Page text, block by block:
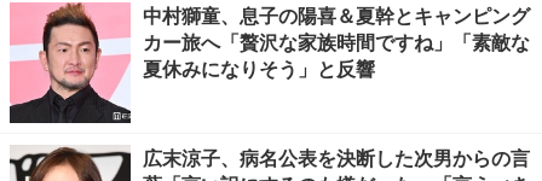
中村獅童、息子の陽喜＆夏幹とキャンピング
カー旅へ「贅沢な家族時間ですね」「素敵な
夏休みになりそう」と反響
広末涼子、病名公表を決断した次男からの言